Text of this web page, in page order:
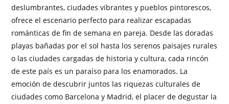
deslumbrantes, ciudades vibrantes y pueblos pintorescos,
ofrece el escenario perfecto para realizar escapadas
románticas de fin de semana en pareja. Desde las doradas
playas bañadas por el sol hasta los serenos paisajes rurales
o las ciudades cargadas de historia y cultura, cada rincón
de este país es un paraíso para los enamorados. La
emoción de descubrir juntos las riquezas culturales de
ciudades como Barcelona y Madrid, el placer de degustar la